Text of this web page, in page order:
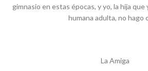
gimnasio en estas épocas, y yo, la hija
humana adulta, no hago
La Amiga